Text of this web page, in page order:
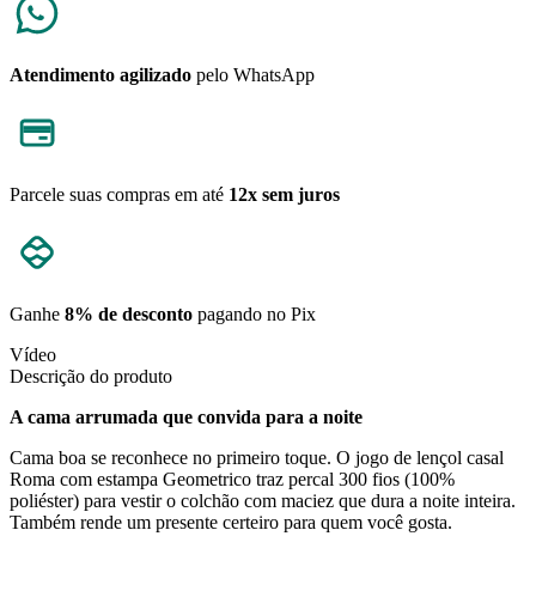
Atendimento agilizado pelo WhatsApp
Parcele suas compras em até 12x sem juros
Ganhe 8% de desconto pagando no Pix
Vídeo
Descrição do produto
A cama arrumada que convida para a noite
Cama boa se reconhece no primeiro toque. O jogo de lençol casal
Roma com estampa Geometrico traz percal 300 fios (100%
poliéster) para vestir o colchão com maciez que dura a noite inteira.
Também rende um presente certeiro para quem você gosta.